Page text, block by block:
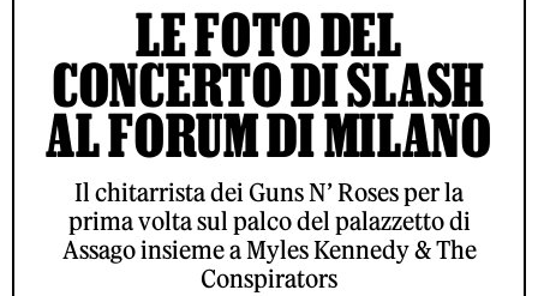
LE FOTO DEL
CONCERTO DI SLASH
AL FORUM DI MILANO
Il chitarrista dei Guns N’ Roses per la
prima volta sul palco del palazzetto di
Assago insieme a Myles Kennedy & The
Conspirators